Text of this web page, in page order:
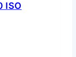
ISO